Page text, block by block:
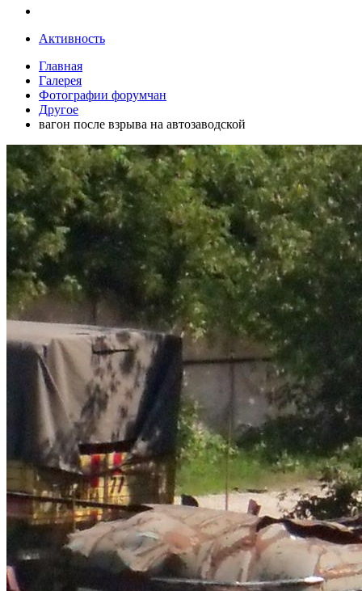
Активность
Главная
Галерея
Фотографии форумчан
Другое
вагон после взрыва на автозаводской